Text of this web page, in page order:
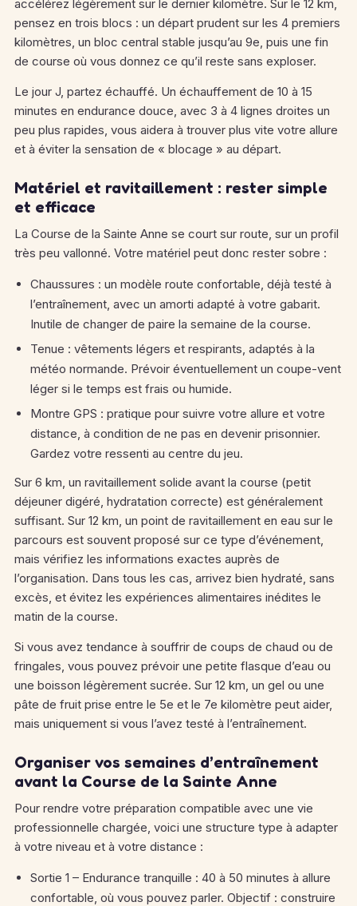
accélérez légèrement sur le dernier kilomètre. Sur le 12 km,
pensez en trois blocs : un départ prudent sur les 4 premiers
kilomètres, un bloc central stable jusqu’au 9e, puis une fin
de course où vous donnez ce qu’il reste sans exploser.
Le jour J, partez échauffé. Un échauffement de 10 à 15
minutes en endurance douce, avec 3 à 4 lignes droites un
peu plus rapides, vous aidera à trouver plus vite votre allure
et à éviter la sensation de « blocage » au départ.
Matériel et ravitaillement : rester simple
et efficace
La Course de la Sainte Anne se court sur route, sur un profil
très peu vallonné. Votre matériel peut donc rester sobre :
Chaussures : un modèle route confortable, déjà testé à
l’entraînement, avec un amorti adapté à votre gabarit.
Inutile de changer de paire la semaine de la course.
Tenue : vêtements légers et respirants, adaptés à la
météo normande. Prévoir éventuellement un coupe-vent
léger si le temps est frais ou humide.
Montre GPS : pratique pour suivre votre allure et votre
distance, à condition de ne pas en devenir prisonnier.
Gardez votre ressenti au centre du jeu.
Sur 6 km, un ravitaillement solide avant la course (petit
déjeuner digéré, hydratation correcte) est généralement
suffisant. Sur 12 km, un point de ravitaillement en eau sur le
parcours est souvent proposé sur ce type d’événement,
mais vérifiez les informations exactes auprès de
l’organisation. Dans tous les cas, arrivez bien hydraté, sans
excès, et évitez les expériences alimentaires inédites le
matin de la course.
Si vous avez tendance à souffrir de coups de chaud ou de
fringales, vous pouvez prévoir une petite flasque d’eau ou
une boisson légèrement sucrée. Sur 12 km, un gel ou une
pâte de fruit prise entre le 5e et le 7e kilomètre peut aider,
mais uniquement si vous l’avez testé à l’entraînement.
Organiser vos semaines d’entraînement
avant la Course de la Sainte Anne
Pour rendre votre préparation compatible avec une vie
professionnelle chargée, voici une structure type à adapter
à votre niveau et à votre distance :
Sortie 1 – Endurance tranquille : 40 à 50 minutes à allure
confortable, où vous pouvez parler. Objectif : construire